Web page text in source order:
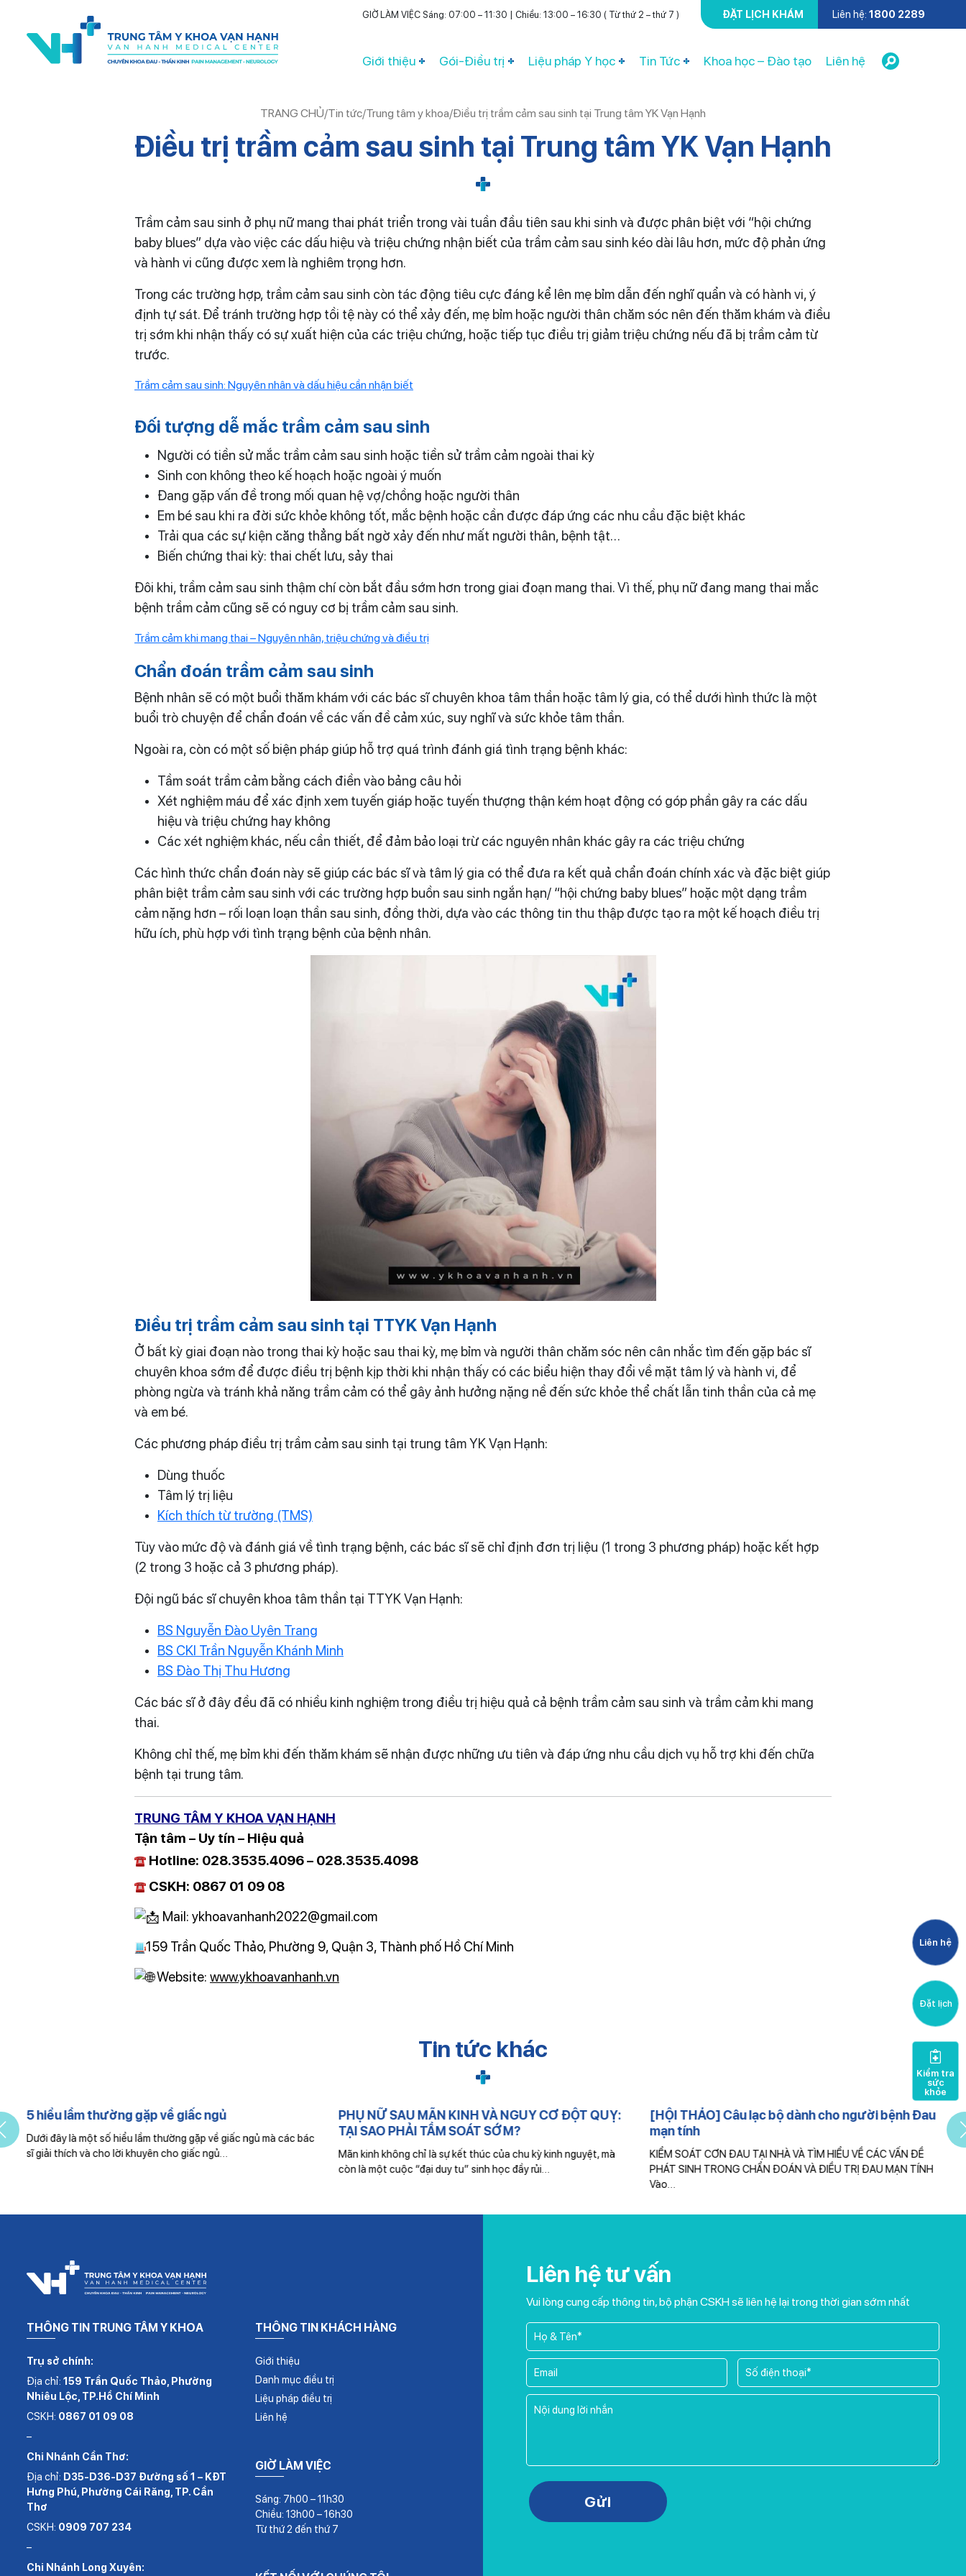
GIỜ LÀM VIỆC Sáng: 07:00 – 11:30 | Chiều: 13:00 – 16:30 ( Từ thứ 2 – thứ 7 ) ĐẶT LỊCH KHÁM Liên hệ: 1800 2289
Giới thiệu Gói-Điều trị Liệu pháp Y học Tin Tức Khoa học – Đào tạo Liên hệ
TRANG CHỦ/Tin tức/Trung tâm y khoa/Điều trị trầm cảm sau sinh tại Trung tâm YK Vạn Hạnh
Điều trị trầm cảm sau sinh tại Trung tâm YK Vạn Hạnh
Trầm cảm sau sinh ở phụ nữ mang thai phát triển trong vài tuần đầu tiên sau khi sinh và được phân biệt với “hội chứng
baby blues” dựa vào việc các dấu hiệu và triệu chứng nhận biết của trầm cảm sau sinh kéo dài lâu hơn, mức độ phản ứng
và hành vi cũng được xem là nghiêm trọng hơn.
Trong các trường hợp, trầm cảm sau sinh còn tác động tiêu cực đáng kể lên mẹ bỉm dẫn đến nghĩ quẩn và có hành vi, ý
định tự sát. Để tránh trường hợp tồi tệ này có thể xảy đến, mẹ bỉm hoặc người thân chăm sóc nên đến thăm khám và điều
trị sớm khi nhận thấy có sự xuất hiện của các triệu chứng, hoặc tiếp tục điều trị giảm triệu chứng nếu đã bị trầm cảm từ
trước.
Trầm cảm sau sinh: Nguyên nhân và dấu hiệu cần nhận biết
Đối tượng dễ mắc trầm cảm sau sinh
Người có tiền sử mắc trầm cảm sau sinh hoặc tiền sử trầm cảm ngoài thai kỳ
Sinh con không theo kế hoạch hoặc ngoài ý muốn
Đang gặp vấn đề trong mối quan hệ vợ/chồng hoặc người thân
Em bé sau khi ra đời sức khỏe không tốt, mắc bệnh hoặc cần được đáp ứng các nhu cầu đặc biệt khác
Trải qua các sự kiện căng thẳng bất ngờ xảy đến như mất người thân, bệnh tật…
Biến chứng thai kỳ: thai chết lưu, sảy thai
Đôi khi, trầm cảm sau sinh thậm chí còn bắt đầu sớm hơn trong giai đoạn mang thai. Vì thế, phụ nữ đang mang thai mắc
bệnh trầm cảm cũng sẽ có nguy cơ bị trầm cảm sau sinh.
Trầm cảm khi mang thai – Nguyên nhân, triệu chứng và điều trị
Chẩn đoán trầm cảm sau sinh
Bệnh nhân sẽ có một buổi thăm khám với các bác sĩ chuyên khoa tâm thần hoặc tâm lý gia, có thể dưới hình thức là một
buổi trò chuyện để chẩn đoán về các vấn đề cảm xúc, suy nghĩ và sức khỏe tâm thần.
Ngoài ra, còn có một số biện pháp giúp hỗ trợ quá trình đánh giá tình trạng bệnh khác:
Tầm soát trầm cảm bằng cách điền vào bảng câu hỏi
Xét nghiệm máu để xác định xem tuyến giáp hoặc tuyến thượng thận kém hoạt động có góp phần gây ra các dấu
hiệu và triệu chứng hay không
Các xét nghiệm khác, nếu cần thiết, để đảm bảo loại trừ các nguyên nhân khác gây ra các triệu chứng
Các hình thức chẩn đoán này sẽ giúp các bác sĩ và tâm lý gia có thể đưa ra kết quả chẩn đoán chính xác và đặc biệt giúp
phân biệt trầm cảm sau sinh với các trường hợp buồn sau sinh ngắn hạn/ “hội chứng baby blues” hoặc một dạng trầm
cảm nặng hơn – rối loạn loạn thần sau sinh, đồng thời, dựa vào các thông tin thu thập được tạo ra một kế hoạch điều trị
hữu ích, phù hợp với tình trạng bệnh của bệnh nhân.
Điều trị trầm cảm sau sinh tại TTYK Vạn Hạnh
Ở bất kỳ giai đoạn nào trong thai kỳ hoặc sau thai kỳ, mẹ bỉm và người thân chăm sóc nên cân nhắc tìm đến gặp bác sĩ
chuyên khoa sớm để được điều trị bệnh kịp thời khi nhận thấy có các biểu hiện thay đổi về mặt tâm lý và hành vi, để
phòng ngừa và tránh khả năng trầm cảm có thể gây ảnh hưởng nặng nề đến sức khỏe thể chất lẫn tinh thần của cả mẹ
và em bé.
Các phương pháp điều trị trầm cảm sau sinh tại trung tâm YK Vạn Hạnh:
Dùng thuốc
Tâm lý trị liệu
Kích thích từ trường (TMS)
Tùy vào mức độ và đánh giá về tình trạng bệnh, các bác sĩ sẽ chỉ định đơn trị liệu (1 trong 3 phương pháp) hoặc kết hợp
(2 trong 3 hoặc cả 3 phương pháp).
Đội ngũ bác sĩ chuyên khoa tâm thần tại TTYK Vạn Hạnh:
BS Nguyễn Đào Uyên Trang
BS CKI Trần Nguyễn Khánh Minh
BS Đào Thị Thu Hương
Các bác sĩ ở đây đều đã có nhiều kinh nghiệm trong điều trị hiệu quả cả bệnh trầm cảm sau sinh và trầm cảm khi mang
thai.
Không chỉ thế, mẹ bỉm khi đến thăm khám sẽ nhận được những ưu tiên và đáp ứng nhu cầu dịch vụ hỗ trợ khi đến chữa
bệnh tại trung tâm.
TRUNG TÂM Y KHOA VẠN HẠNH
Tận tâm – Uy tín – Hiệu quả
Hotline: 028.3535.4096 – 028.3535.4098
CSKH: 0867 01 09 08
Mail: ykhoavanhanh2022@gmail.com
159 Trần Quốc Thảo, Phường 9, Quận 3, Thành phố Hồ Chí Minh
Website: www.ykhoavanhanh.vn
Tin tức khác
5 hiểu lầm thường gặp về giấc ngủ
Dưới đây là một số hiểu lầm thường gặp về giấc ngủ mà các bác
sĩ giải thích và cho lời khuyên cho giấc ngủ…
PHỤ NỮ SAU MÃN KINH VÀ NGUY CƠ ĐỘT QUỴ:
TẠI SAO PHẢI TẦM SOÁT SỚM?
Mãn kinh không chỉ là sự kết thúc của chu kỳ kinh nguyệt, mà
còn là một cuộc “đại duy tu” sinh học đầy rủi…
[HỘI THẢO] Câu lạc bộ dành cho người bệnh Đau
mạn tính
KIỂM SOÁT CƠN ĐAU TẠI NHÀ VÀ TÌM HIỂU VỀ CÁC VẤN ĐỀ
PHÁT SINH TRONG CHẨN ĐOÁN VÀ ĐIỀU TRỊ ĐAU MẠN TÍNH
Vào…
THÔNG TIN TRUNG TÂM Y KHOA
Trụ sở chính:
Địa chỉ: 159 Trần Quốc Thảo, Phường
Nhiêu Lộc, TP.Hồ Chí Minh
CSKH: 0867 01 09 08
–
Chi Nhánh Cần Thơ:
Địa chỉ: D35-D36-D37 Đường số 1 – KĐT
Hưng Phú, Phường Cái Răng, TP. Cần
Thơ
CSKH: 0909 707 234
–
Chi Nhánh Long Xuyên:
THÔNG TIN KHÁCH HÀNG
Giới thiệu
Danh mục điều trị
Liệu pháp điều trị
Liên hệ
GIỜ LÀM VIỆC
Sáng: 7h00 – 11h30
Chiều: 13h00 – 16h30
Từ thứ 2 đến thứ 7
Liên hệ tư vấn
Vui lòng cung cấp thông tin, bộ phận CSKH sẽ liên hệ lại trong thời gian sớm nhất
Please leave this field empty.
Gửi
Liên hệ
Đặt lịch
Kiểm tra
sức
khỏe